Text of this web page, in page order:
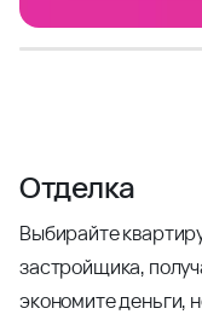
Отделка
Выбирайте
застройщика,
экономите деньги,